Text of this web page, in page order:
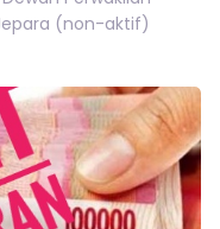
(non-aktif)